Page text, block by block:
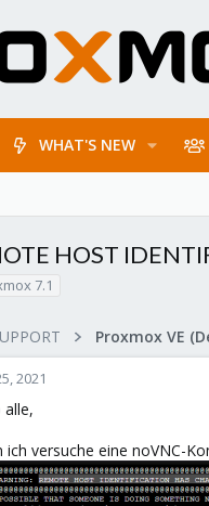
WHAT'S NEW
HOST
7.1
Proxmox VE
2021
alle,
ich versuche eine noVNC-